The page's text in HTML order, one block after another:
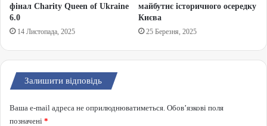
фінал Charity Queen of Ukraine
6.0
14 Листопада, 2025
майбутнє історичного осередку
Києва
25 Березня, 2025
Залишити відповідь
Ваша e-mail адреса не оприлюднюватиметься. Обов’язкові поля
позначені *